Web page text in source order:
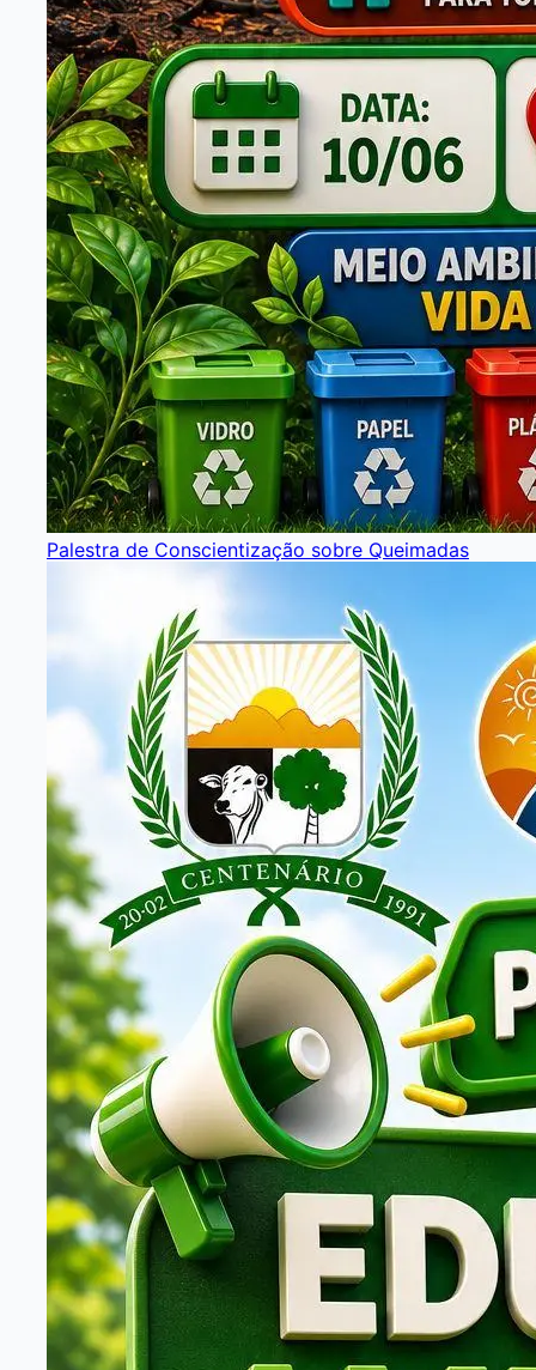
Palestra de Conscientização sobre Queimadas